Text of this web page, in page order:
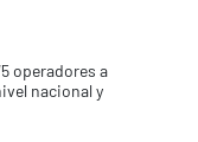
operadores a
nacional y